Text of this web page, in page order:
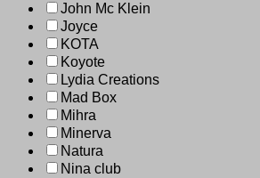
John Mc Klein
Joyce
KOTA
Koyote
Lydia Creations
Mad Box
Mihra
Minerva
Natura
Nina club